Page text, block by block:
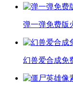
弹一弹免费版
幻兽爱合成免